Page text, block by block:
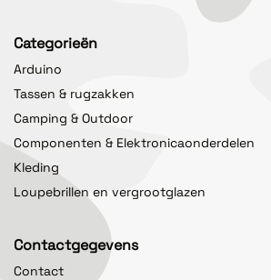
Categorieën
Arduino
Tassen & rugzakken
Camping & Outdoor
Componenten & Elektronicaonderdelen
Kleding
Loupebrillen en vergrootglazen
Contactgegevens
Contact